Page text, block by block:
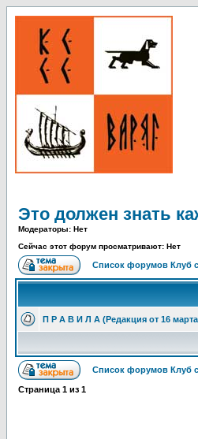
Это должен знать
Модераторы: Нет
Сейчас этот форум просматривают: Нет
Список форумов Клуб
П Р А В И Л А (Редакция от 16 марта
Список форумов Клуб
Страница 1 из 1